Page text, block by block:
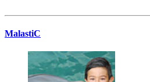
MalastiC